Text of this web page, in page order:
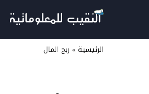
المحتوى
الرئيسية» ربح المال